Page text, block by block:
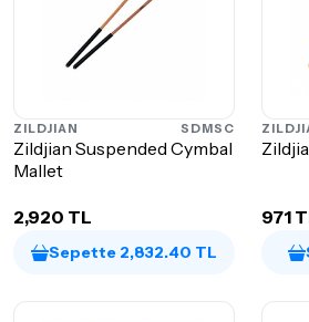
ZILDJIAN SDMSC
Zildjian Suspended Cymbal
Mallet
2,920 TL
Sepette 2,832.40 TL
971